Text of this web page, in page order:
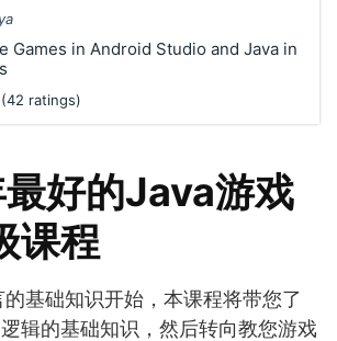
Games in Android Studio and Java in
ratings)
好的Java游戏
课程
基础知识开始，本课程将带您了
辑的基础知识，然后转向教您游戏